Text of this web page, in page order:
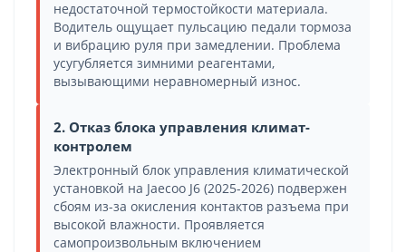
недостаточной термостойкости материала.
Водитель ощущает пульсацию педали тормоза
и вибрацию руля при замедлении. Проблема
усугубляется зимними реагентами,
вызывающими неравномерный износ.
2. Отказ блока управления климат-
контролем
Электронный блок управления климатической
установкой на Jaecoo J6 (2025-2026) подвержен
сбоям из-за окисления контактов разъема при
высокой влажности. Проявляется
самопроизвольным включением